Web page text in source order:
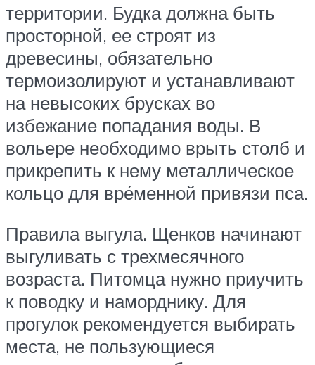
территории. Будка должна быть
просторной, ее строят из
древесины, обязательно
термоизолируют и устанавливают
на невысоких брусках во
избежание попадания воды. В
вольере необходимо врыть столб и
прикрепить к нему металлическое
кольцо для вре́менной привязи пса.
Правила выгула. Щенков начинают
выгуливать с трехмесячного
возраста. Питомца нужно приучить
к поводку и наморднику. Для
прогулок рекомендуется выбирать
места, не пользующиеся